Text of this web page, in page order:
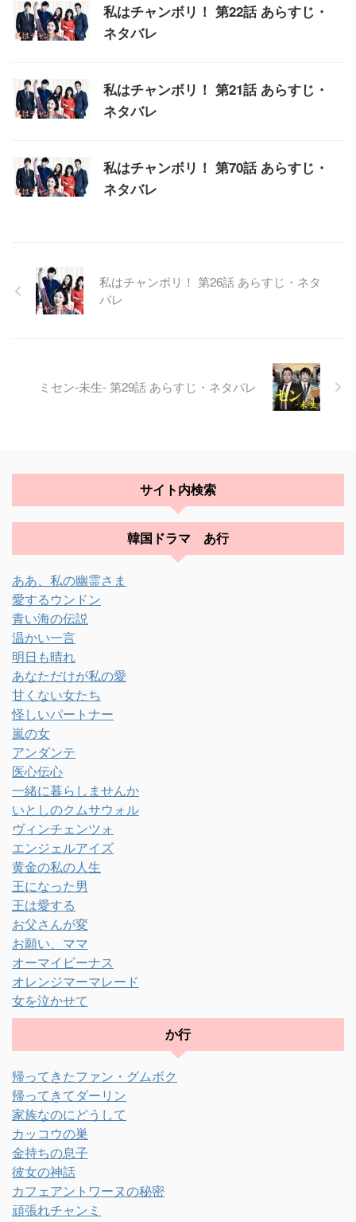
私はチャンボリ！ 第22話 あらすじ・
ネタバレ
私はチャンボリ！ 第21話 あらすじ・
ネタバレ
私はチャンボリ！ 第70話 あらすじ・
ネタバレ
私はチャンボリ！ 第26話 あらすじ・ネタ
バレ
ミセン-未生- 第29話 あらすじ・ネタバレ
サイト内検索
韓国ドラマ あ行
ああ、私の幽霊さま
愛するウンドン
青い海の伝説
温かい一言
明日も晴れ
あなただけが私の愛
甘くない女たち
怪しいパートナー
嵐の女
アンダンテ
医心伝心
一緒に暮らしませんか
いとしのクムサウォル
ヴィンチェンツォ
エンジェルアイズ
黄金の私の人生
王になった男
王は愛する
お父さんが変
お願い、ママ
オーマイビーナス
オレンジマーマレード
女を泣かせて
か行
帰ってきたファン・グムボク
帰ってきてダーリン
家族なのにどうして
カッコウの巣
金持ちの息子
彼女の神話
カフェアントワーヌの秘密
頑張れチャンミ